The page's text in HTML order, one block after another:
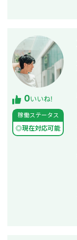
0いいね!
稼働ステータス
◎現在対応可能